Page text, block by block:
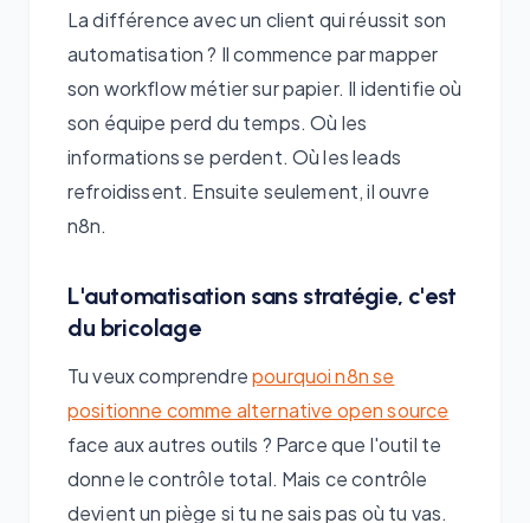
La différence avec un client qui réussit son
automatisation ? Il commence par mapper
son workflow métier sur papier. Il identifie où
son équipe perd du temps. Où les
informations se perdent. Où les leads
refroidissent. Ensuite seulement, il ouvre
n8n.
L'automatisation sans stratégie, c'est
du bricolage
Tu veux comprendrepourquoi n8n se
positionne comme alternative open source
face aux autres outils ? Parce que l'outil te
donne le contrôle total. Mais ce contrôle
devient un piège si tu ne sais pas où tu vas.